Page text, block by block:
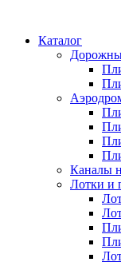
Каталог
Каналы
Лотки и